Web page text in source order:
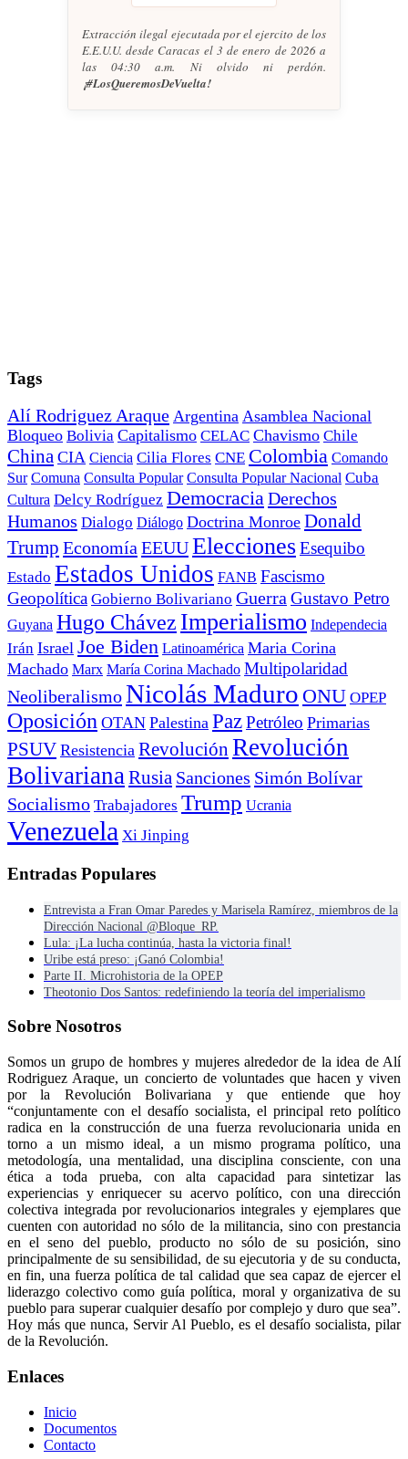
Extracción ilegal ejecutada por el ejercito de los
E.E.U.U. desde Caracas el 3 de enero de 2026 a
las 04:30 a.m. Ni olvido ni perdón.
¡#LosQueremosDeVuelta!
Tags
Alí Rodriguez Araque Argentina Asamblea Nacional
Bloqueo Bolivia Capitalismo CELAC Chavismo Chile
China CIA Ciencia Cilia Flores CNE Colombia Comando
Sur Comuna Consulta Popular Consulta Popular Nacional Cuba
Cultura Delcy Rodríguez DemocraciaDerechos
Humanos Dialogo Diálogo Doctrina Monroe Donald
Trump Economía EEUUEleccionesEsequibo
Estado Estados Unidos FANB Fascismo
Geopolítica Gobierno Bolivariano GuerraGustavo Petro
Guyana Hugo Chávez Imperialismo Independecia
Irán Israel Joe Biden Latinoamérica Maria Corina
Machado Marx María Corina Machado Multipolaridad
NeoliberalismoNicolás Maduro ONU OPEP
Oposición OTAN Palestina PazPetróleo Primarias
PSUV Resistencia Revolución Revolución
BolivarianaRusia Sanciones Simón Bolívar
Socialismo Trabajadores Trump Ucrania
Venezuela Xi Jinping
Entradas Populares
Entrevista a Fran Omar Paredes y Marisela Ramírez, miembros de la
Dirección Nacional @Bloque_RP.
Lula: ¡La lucha continúa, hasta la victoria final!
Uribe está preso: ¡Ganó Colombia!
Parte II. Microhistoria de la OPEP
Theotonio Dos Santos: redefiniendo la teoría del imperialismo
Sobre Nosotros
Somos un grupo de hombres y mujeres alrededor de la idea de Alí
Rodriguez Araque, un concierto de voluntades que hacen y viven
por la Revolución Bolivariana y que entiende que hoy
“conjuntamente con el desafío socialista, el principal reto político
radica en la construcción de una fuerza revolucionaria unida en
torno a un mismo ideal, a un mismo programa político, una
metodología, una mentalidad, una disciplina consciente, con una
ética a toda prueba, con alta capacidad para sintetizar las
experiencias y enriquecer su acervo político, con una dirección
colectiva integrada por revolucionarios integrales y ejemplares que
cuenten con autoridad no sólo de la militancia, sino con prestancia
en el seno del pueblo, producto no sólo de su posición, sino
principalmente de su sensibilidad, de su ejecutoria y de su conducta,
en fin, una fuerza política de tal calidad que sea capaz de ejercer el
liderazgo colectivo como guía política, moral y organizativa de su
pueblo para superar cualquier desafío por complejo y duro que sea”.
Hoy más que nunca, Servir Al Pueblo, es el desafío socialista, pilar
de la Revolución.
Enlaces
Inicio
Documentos
Contacto